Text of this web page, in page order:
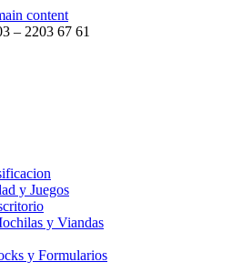
content
– 2203 67 61
y Juegos
y Viandas
y Formularios